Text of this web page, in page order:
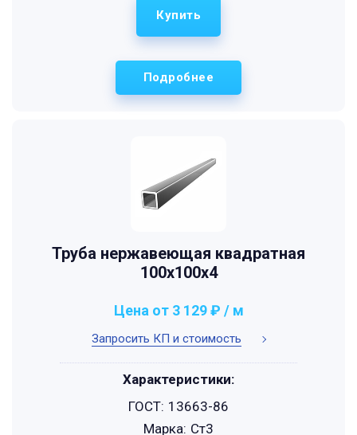
Подробнее
Купить
Труба нержавеющая квадратная
100х100х4
Запросить КП и стоимость
Цена от 3 129 ₽ / м
Характеристики:
ГОСТ: 13663-86
Марка: Ст3